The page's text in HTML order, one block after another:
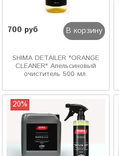
700 руб В корзину
SHIMA DETAILER "ORANGE
CLEANER" Апельсиновый
очиститель 500 мл.
20%